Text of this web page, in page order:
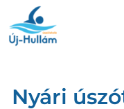
Nyári